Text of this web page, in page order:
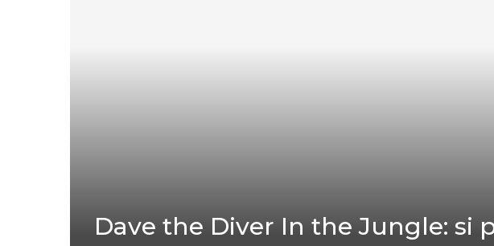
Dave the Diver In the Jungle: si